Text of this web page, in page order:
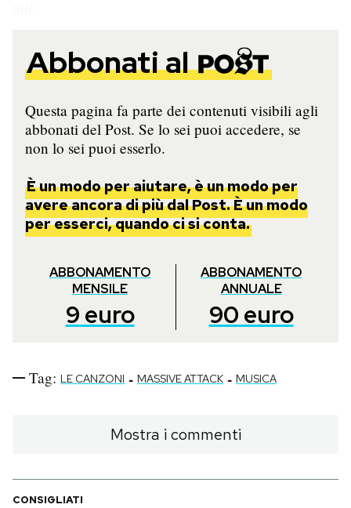
Notifiche mobile
Regala il Post
Esci
Abbonati al
Questa pagina fa parte dei contenuti visibili agli
abbonati del Post. Se lo sei puoi accedere, se
non lo sei puoi esserlo.
È un modo per aiutare, è un modo per
avere ancora di più dal Post. È un modo
per esserci, quando ci si conta.
ABBONAMENTO
MENSILE
9 euro
ABBONAMENTO
ANNUALE
90 euro
Tag: LE CANZONI - MASSIVE ATTACK - MUSICA
Mostra i commenti
CONSIGLIATI